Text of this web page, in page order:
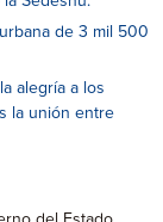
de 3 mil 500
alegría a los
la unión entre